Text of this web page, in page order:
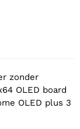
zonder
OLED board
OLED plus 3